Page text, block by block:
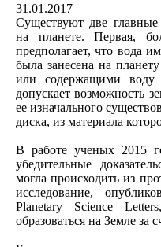
31.01.2017
Существуют две
на планете. Первая,
предполагает, что вода
была занесена на
или содержащими воду
допускает возможность
ее изначального
диска, из материала
В работе ученых 2015
убедительные
могла происходить из
исследование,
Planetary Science
образоваться на Земле за